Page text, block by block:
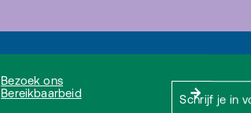
Bereikbaarbeid
Bezoek ons